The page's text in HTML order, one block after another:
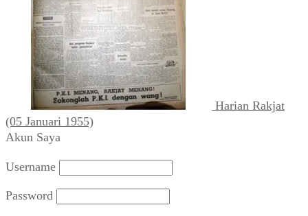
Harian Rakjat
(05 Januari 1955)
Akun Saya
Username
Password